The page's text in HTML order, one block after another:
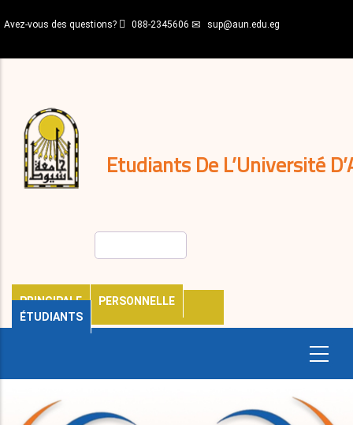
au
principal
Avez-vous des questions? 088-2345606 sup@aun.edu.eg
Etudiants De L’Université
PRINCIPALE
PERSONNELLE
ÉTUDIANTS
décisions
Expatriés
Journal